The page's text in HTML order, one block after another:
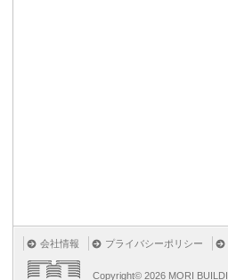
会社情報 プライバシーポリシー
Copyright© 2026 MORI